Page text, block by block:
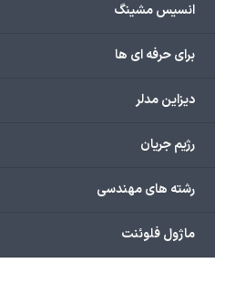
انسیس مشینگ
برای حرفه ای ها
دیزاین مدلر
رژیم جریان
رشته های مهندسی
ماژول فلوئنت